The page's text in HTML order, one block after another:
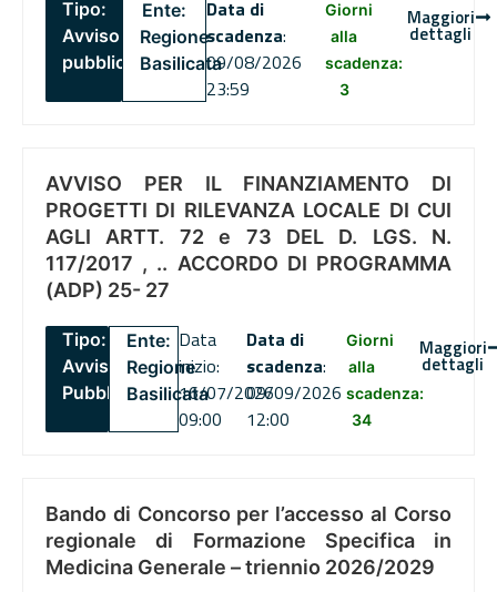
Tipo:
Avviso
pubblico
Ente:
Regione
Basilicata
Data di
scadenza:
09/08/2026
23:59
Giorni
alla
scadenza:
3
Maggiori
dettagli
AVVISO PER IL FINANZIAMENTO DI
PROGETTI DI RILEVANZA LOCALE DI CUI
AGLI ARTT. 72 e 73 DEL D. LGS. N.
117/2017 , .. ACCORDO DI PROGRAMMA
(ADP) 25- 27
Tipo:
Avviso
Pubblico
Ente:
Regione
Basilicata
Data
inizio:
16/07/2026
09:00
Data di
scadenza:
09/09/2026
12:00
Giorni
alla
scadenza:
34
Maggiori
dettagli
Bando di Concorso per l’accesso al Corso
regionale di Formazione Specifica in
Medicina Generale – triennio 2026/2029